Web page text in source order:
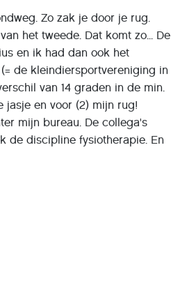
Zo zak je door je rug.
het tweede. Dat komt zo... De
en ik had dan ook het
de kleindiersportvereniging in
van 14 graden in de min.
jasje en voor (2) mijn rug!
mijn bureau. De collega's
de discipline fysiotherapie. En